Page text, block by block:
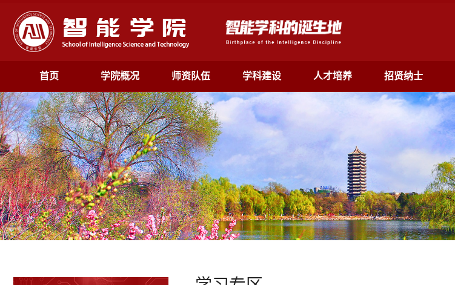
首页 学院概况 师资队伍 学科建设 人才培养 招贤纳士